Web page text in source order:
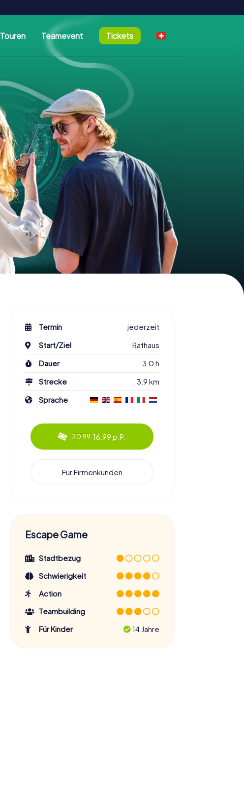
Touren Teamevent Tickets
Termin
jederzeit
Start/Ziel
Rathaus
Dauer
3.0 h
Strecke
3.9 km
Sprache
20.99 16.99 p.P.
Für Firmenkunden
Escape Game
Stadtbezug
Schwierigkeit
Action
Teambuilding
Für Kinder
14 Jahre